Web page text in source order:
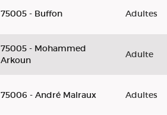
75005 - Buffon Adultes
75005 - Mohammed
Arkoun
Adulte
75006 - André Malraux Adultes